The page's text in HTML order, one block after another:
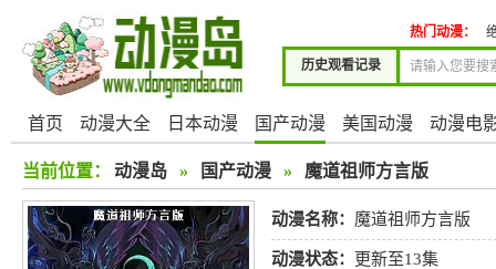
历史观看记录
热门动漫：
首页 动漫大全 日本动漫 国产动漫 美国动漫 动漫电
当前位置： 动漫岛 » 国产动漫 » 魔道祖师方言版
动漫名称： 魔道祖师方言版
动漫状态： 更新至13集